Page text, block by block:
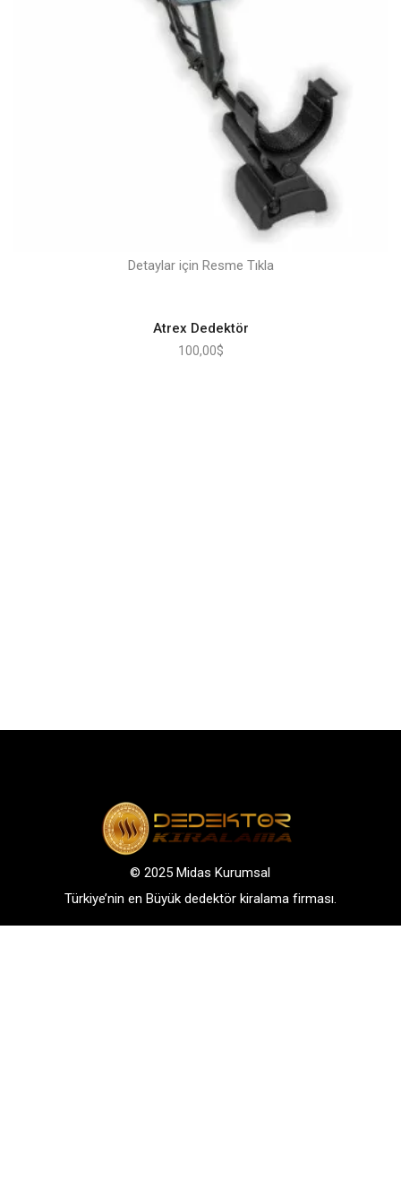
Detaylar için Resme Tıkla
Atrex Dedektör
100,00$
© 2025 Midas Kurumsal
Türkiye’nin en Büyük dedektör kiralama firması.